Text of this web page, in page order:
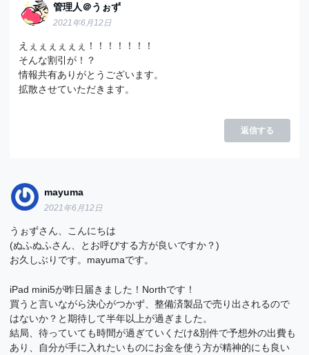
管理人＠うぉず
2021年6月12日
えぇぇぇぇぇぇ！！！！！！！
そんな割引が！？
情報共有ありがとうございます。
拡散させていただきます。
返信する
mayuma
2021年6月12日
うぉずさん、こんにちは
(ぬふぬふさん、とお呼びする方が良いですか？)
お久しぶりです。mayumaです。
iPad mini5が昨日届きました！Northです！
買うと言いながら決心がつかず、整備済製品で売り出されるので
はないか？と期待して半年以上が過ぎました。
結局、待っていても時間が過ぎていくだけ&別件で予想外の出費も
あり、自分が手に入れたいものにお金を使う方が精神的にも良い